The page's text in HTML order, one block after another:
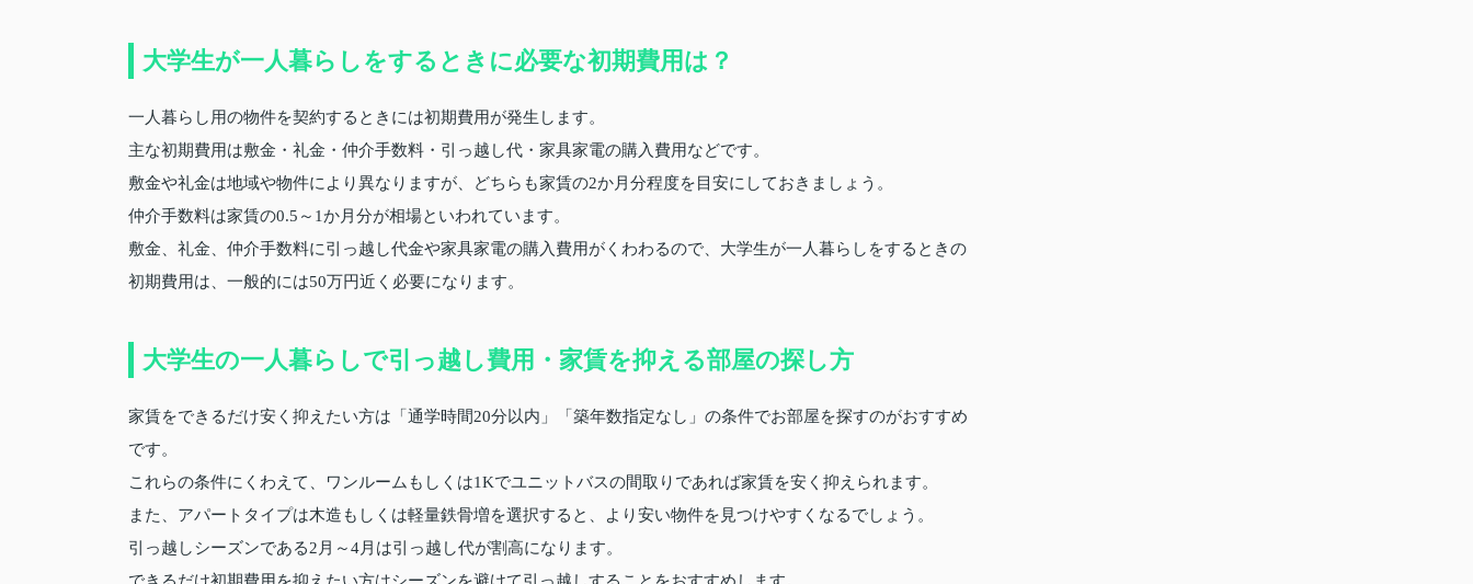
大学生が一人暮らしをするときに必要な初期費用は？
一人暮らし用の物件を契約するときには初期費用が発生します。
主な初期費用は敷金・礼金・仲介手数料・引っ越し代・家具家電の購入費用などです。
敷金や礼金は地域や物件により異なりますが、どちらも家賃の2か月分程度を目安にしておきましょう。
仲介手数料は家賃の0.5～1か月分が相場といわれています。
敷金、礼金、仲介手数料に引っ越し代金や家具家電の購入費用がくわわるので、大学生が一人暮らしをするときの
初期費用は、一般的には50万円近く必要になります。
大学生の一人暮らしで引っ越し費用・家賃を抑える部屋の探し方
家賃をできるだけ安く抑えたい方は「通学時間20分以内」「築年数指定なし」の条件でお部屋を探すのがおすすめ
です。
これらの条件にくわえて、ワンルームもしくは1Kでユニットバスの間取りであれば家賃を安く抑えられます。
また、アパートタイプは木造もしくは軽量鉄骨増を選択すると、より安い物件を見つけやすくなるでしょう。
引っ越しシーズンである2月～4月は引っ越し代が割高になります。